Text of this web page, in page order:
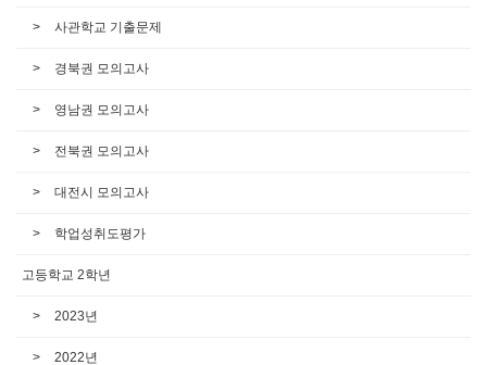
사관학교 기출문제
경북권 모의고사
영남권 모의고사
전북권 모의고사
대전시 모의고사
학업성취도평가
고등학교 2학년
2023년
2022년